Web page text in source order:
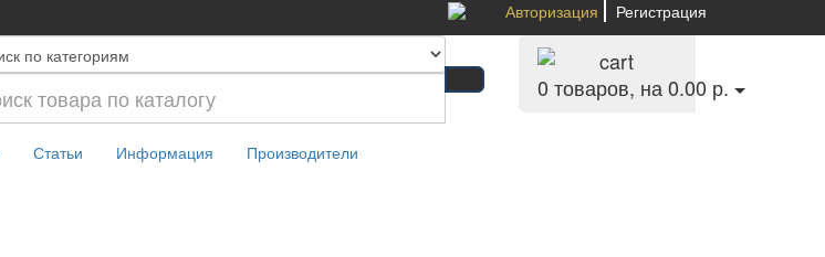
Авторизация Регистрация
0 товаров, на 0.00 р.
Статьи Информация Производители